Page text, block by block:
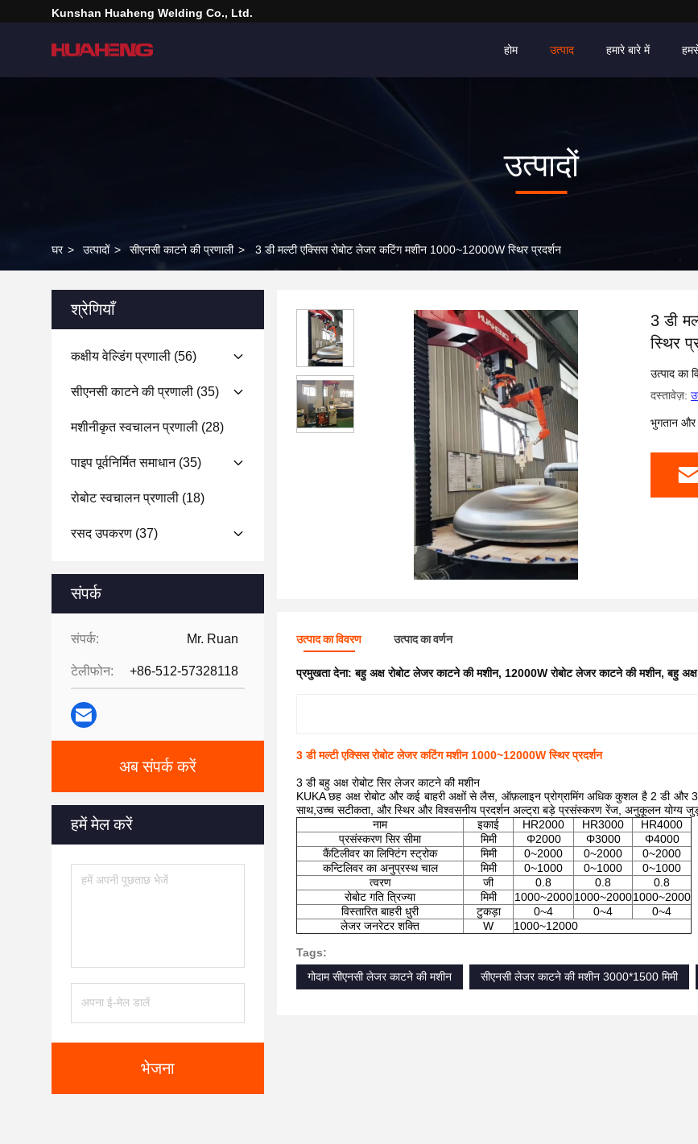
Kunshan Huaheng Welding Co., Ltd.
होम उत्पाद हमारे बारे में
उत्पादों
घर > उत्पादों > सीएनसी काटने की प्रणाली > 3 डी मल्टी एक्सिस रोबोट लेजर कटिंग मशीन 1000~12000W स्थिर प्रदर्शन
श्रेणियाँ
कक्षीय वेल्डिंग प्रणाली (56)
सीएनसी काटने की प्रणाली (35)
मशीनीकृत स्वचालन प्रणाली (28)
पाइप पूर्वनिर्मित समाधान(35)
रोबोट स्वचालन प्रणाली (18)
रसद उपकरण (37)
संपर्क
संपर्क: Mr. Ruan
टेलीफोन: +86-512-57328118
अब संपर्क करें
हमें मेल करें
भेजना
3 डी
स्थिर
उत्पाद का
दस्तावेज़:
भुगतान और
उत्पाद का विवरण उत्पाद का वर्णन
प्रमुखता देना:बहु अक्ष रोबोट लेजर काटने की मशीन, 12000W रोबोट लेजर काटने की मशीन,बहु
3 डी मल्टी एक्सिस रोबोट लेजर कटिंग मशीन 1000~12000W स्थिर प्रदर्शन
3 डी बहु अक्ष रोबोट सिर लेजर काटने की मशीन
KUKA छह अक्ष रोबोट और कई बाहरी अक्षों से लैस, ऑफ़लाइन प्रोग्रामिंग अधिक कुशल है 2 डी
साथ,उच्च सटीकता, और स्थिर और विश्वसनीय प्रदर्शन अल्ट्रा बड़े प्रसंस्करण रेंज, अनुकूलन योग्य
नाम
इकाई HR2000 HR3000
HR4000
प्रसंस्करण सिर सीमा
मिमी Φ2000 Φ3000
Φ4000
कैंटिलीवर का लिफ्टिंग स्ट्रोक
मिमी 0~2000 0~2000
0~2000
कन्टिलिवर का अनुप्रस्थ चाल
मिमी 0~1000 0~1000
0~1000
त्वरण
जी 0.8 0.8
0.8
रोबोट गति त्रिज्या
मिमी 1000~20001000~20001000~2000
विस्तारित बाहरी धुरी
टुकड़ा 0~4 0~4
0~4
लेजर जनरेटर शक्ति
W 1000~12000
Tags:
गोदाम सीएनसी लेजर काटने की मशीन
सीएनसी लेजर काटने की मशीन 3000*1500 मिमी